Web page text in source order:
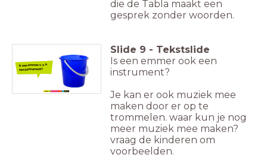
die de Tabla maakt een
gesprek zonder woorden.
Is een emmer ook
een instrument?
Slide 9 - Tekstslide
Is een emmer ook een
instrument?
Je kan er ook muziek mee
maken door er op te
trommelen. waar kun je nog
meer muziek mee maken?
vraag de kinderen om
voorbeelden.